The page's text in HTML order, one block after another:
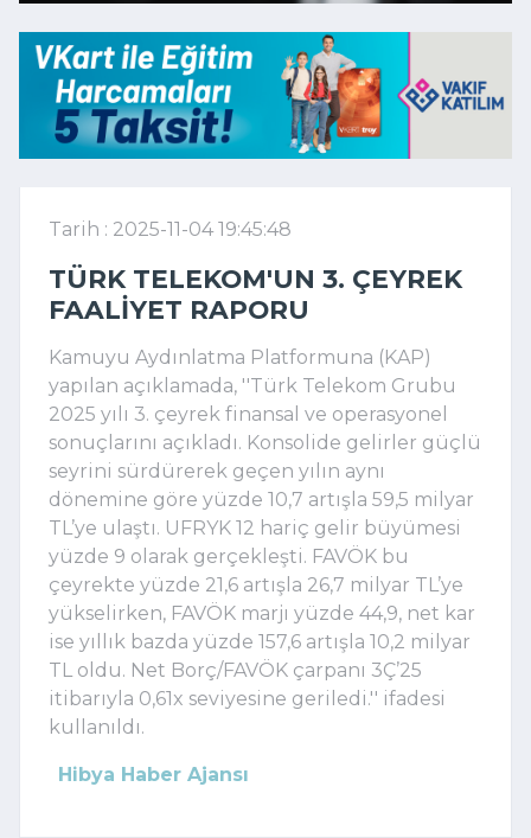
Tarih : 2025-11-04 19:45:48
TÜRK TELEKOM'UN 3. ÇEYREK
FAALIYET RAPORU
Kamuyu Aydınlatma Platformuna (KAP)
yapılan açıklamada, ''Türk Telekom Grubu
2025 yılı 3. çeyrek finansal ve operasyonel
sonuçlarını açıkladı. Konsolide gelirler güçlü
seyrini sürdürerek geçen yılın aynı
dönemine göre yüzde 10,7 artışla 59,5 milyar
TL’ye ulaştı. UFRYK 12 hariç gelir büyümesi
yüzde 9 olarak gerçekleşti. FAVÖK bu
çeyrekte yüzde 21,6 artışla 26,7 milyar TL’ye
yükselirken, FAVÖK marjı yüzde 44,9, net kar
ise yıllık bazda yüzde 157,6 artışla 10,2 milyar
TL oldu. Net Borç/FAVÖK çarpanı 3Ç’25
itibarıyla 0,61x seviyesine geriledi.'' ifadesi
kullanıldı.
Hibya Haber Ajansı